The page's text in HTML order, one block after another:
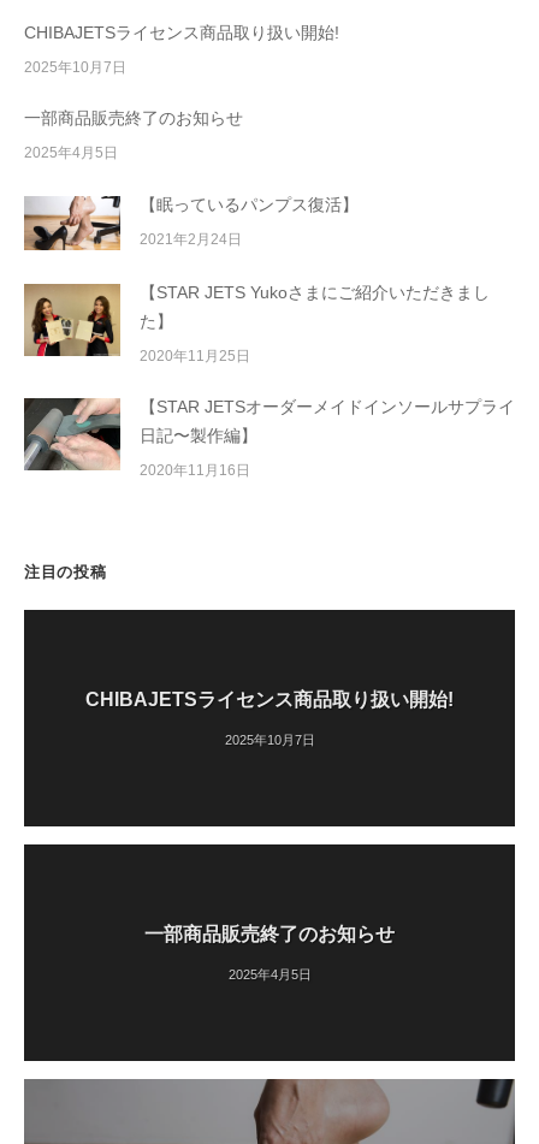
CHIBAJETSライセンス商品取り扱い開始!
2025年10月7日
一部商品販売終了のお知らせ
2025年4月5日
【眠っているパンプス復活】
2021年2月24日
【STAR JETS Yukoさまにご紹介いただきまし
た】
2020年11月25日
【STAR JETSオーダーメイドインソールサプライ
日記〜製作編】
2020年11月16日
注目の投稿
CHIBAJETSライセンス商品取り扱い開始!
2025年10月7日
一部商品販売終了のお知らせ
2025年4月5日